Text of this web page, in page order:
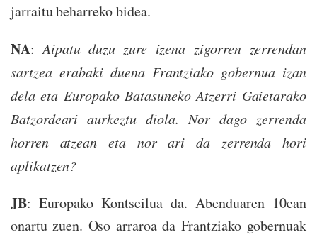
jarraitu beharreko bidea.
NA:Aipatu duzu zure izena zigorren zerrendan
sartzea erabaki duena Frantziako gobernua izan
dela eta Europako Batasuneko Atzerri Gaietarako
Batzordeari aurkeztu diola. Nor dago zerrenda
horren atzean eta nor ari da zerrenda hori
aplikatzen?
JB: Europako Kontseilua da. Abenduaren 10ean
onartu zuen. Oso arraroa da Frantziako gobernuak